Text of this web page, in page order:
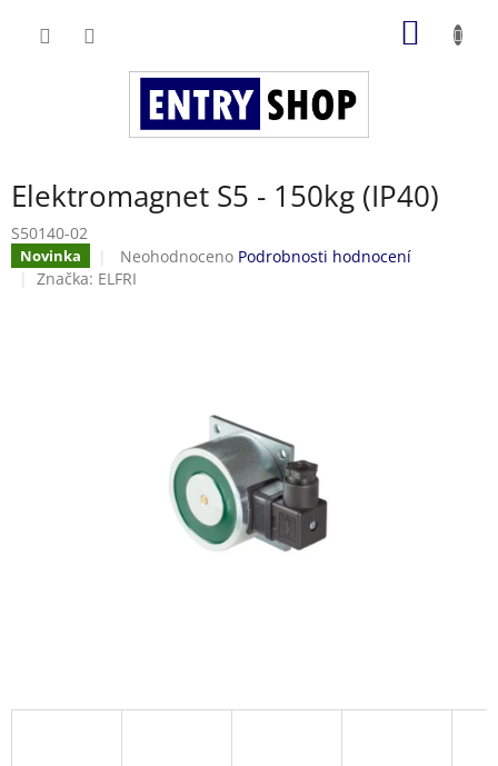
Elektromagnet S5 - 150kg (IP40)
S50140-02
Novinka
Průměrné
hodnocení
Neohodnoceno Podrobnosti hodnocení
Značka: ELFRI